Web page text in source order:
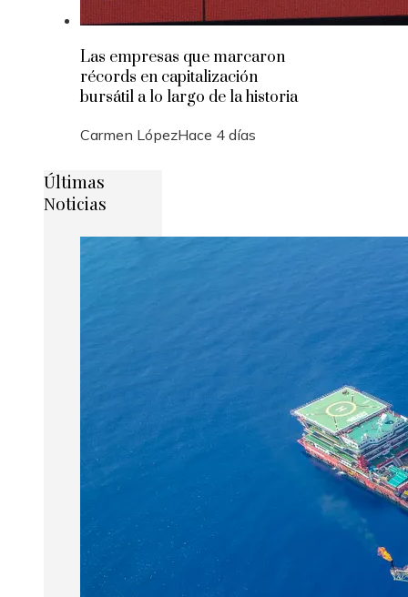
Las empresas que marcaron
récords en capitalización
bursátil a lo largo de la historia
Carmen LópezHace 4 días
Últimas
Noticias